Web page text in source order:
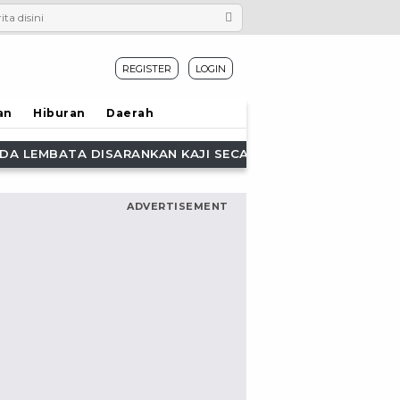
REGISTER LOGIN
Hiburan Daerah
MATANG RENCANA KEHADIRAN ALFAMART DAN
ADVERTISEMENT